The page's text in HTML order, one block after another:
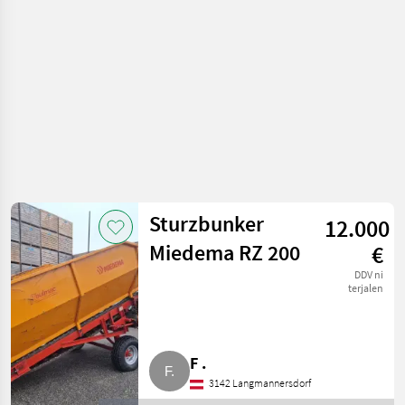
Sturzbunker
Miedema RZ 200
12.000
€
DDV ni
terjalen
F .
3142 Langmannersdorf